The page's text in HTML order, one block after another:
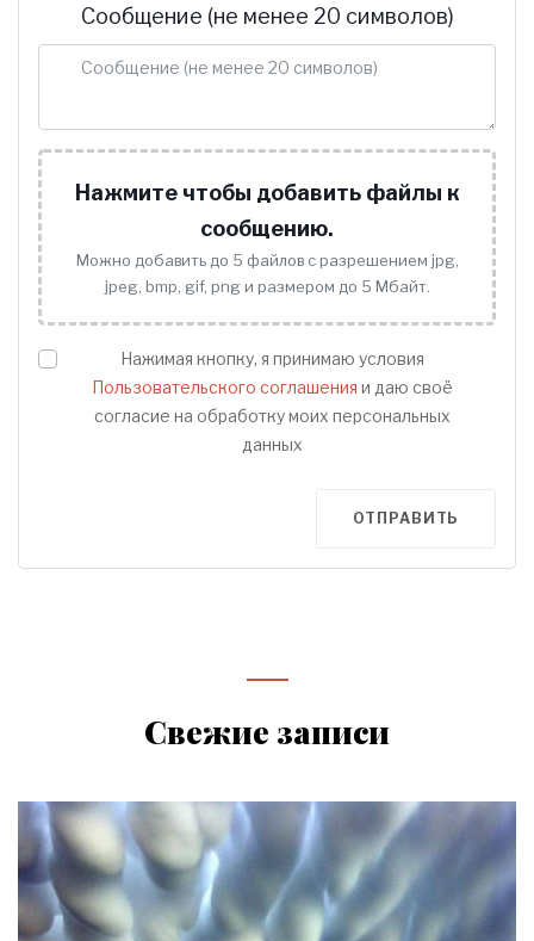
Сообщение (не менее 20 символов)
Нажмите чтобы добавить файлы к
сообщению.
Можно добавить до 5 файлов с разрешением jpg,
jpeg, bmp, gif, png и размером до 5 Мбайт.
Нажимая кнопку, я принимаю условия
Пользовательского соглашения и даю своё
согласие на обработку моих персональных
данных
ОТПРАВИТЬ
Свежие записи